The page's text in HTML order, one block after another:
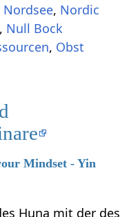
Nordsee, Nordic
, Null Bock
, Obst
Mindset - Yin
Huna mit der des